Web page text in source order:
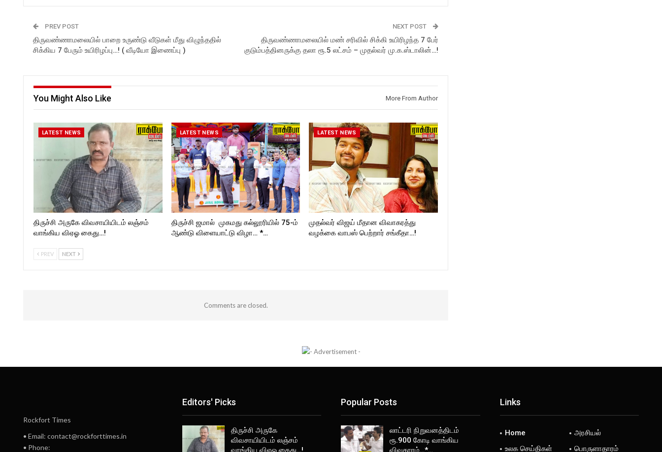
PREV POST
திருவண்ணாமலையில் பாறை உருண்டு வீடுகள் மீது விழுந்ததில்
சிக்கிய 7 பேரும் உயிரிழப்பு…! ( வீடியோ இணைப்பு )
NEXT POST
திருவண்ணாமலையில் மண் சரிவில் சிக்கி உயிரிழந்த 7 பேர்
குடும்பத்தினருக்கு தலா ரூ.5 லட்சம் – முதல்வர் மு.க.ஸ்டாலின்…!
You Might Also Like More From Author
LATEST NEWS
திருச்சி அருகே விவசாயியிடம் லஞ்சம்
வாங்கிய விஏஓ கைது…!
LATEST NEWS
திருச்சி ஜமால் முகமது கல்லூரியில் 75-ம்
ஆண்டு விளையாட்டு விழா… *…
LATEST NEWS
முதல்வர் விஜய் மீதான விவாகரத்து
வழக்கை வாபஸ் பெற்றார் சங்கீதா…!
PREV NEXT
Comments are closed.
Rockfort Times
• Email: contact@rockforttimes.in
• Phone:
Editors' Picks
திருச்சி அருகே
விவசாயியிடம் லஞ்சம்
Popular Posts
லாட்டரி நிறுவனத்திடம்
ரூ.900 கோடி வாங்கிய
Links
Home
அரசியல்
உலக செய்திகள்
பொருளாதாரம்